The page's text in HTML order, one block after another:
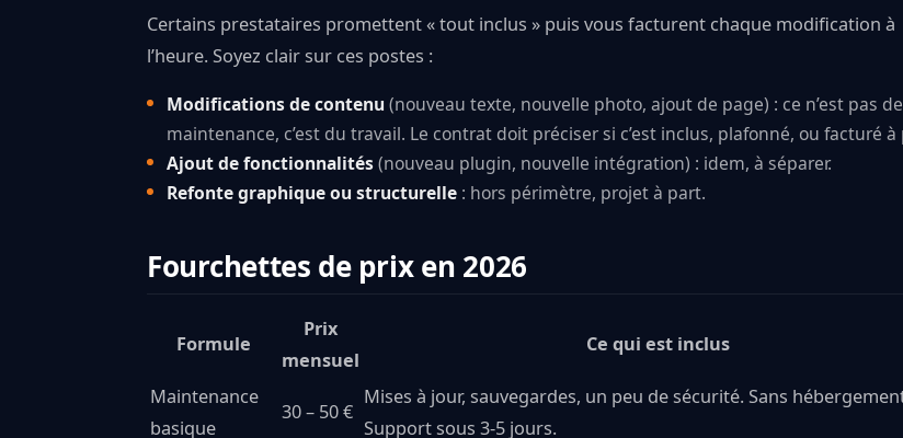
Certains prestataires promettent « tout inclus » puis vous facturent chaque modification à
l’heure. Soyez clair sur ces postes :
Modifications de contenu (nouveau texte, nouvelle photo, ajout de page) : ce n’est pas
maintenance, c’est du travail. Le contrat doit préciser si c’est inclus, plafonné, ou facturé à
Ajout de fonctionnalités(nouveau plugin, nouvelle intégration) : idem, à séparer.
Refonte graphique ou structurelle : hors périmètre, projet à part.
Fourchettes de prix en 2026
Formule
Prix
mensuel
Ce qui est inclus
Maintenance
basique
30 – 50 €
Mises à jour, sauvegardes, un peu de sécurité. Sans
Support sous 3-5 jours.